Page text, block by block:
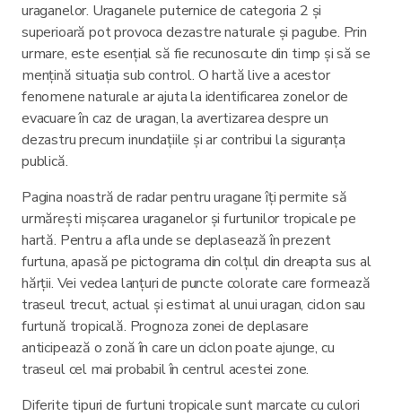
uraganelor. Uraganele puternice de categoria 2 și
superioară pot provoca dezastre naturale și pagube. Prin
urmare, este esențial să fie recunoscute din timp și să se
mențină situația sub control. O hartă live a acestor
fenomene naturale ar ajuta la identificarea zonelor de
evacuare în caz de uragan, la avertizarea despre un
dezastru precum inundațiile și ar contribui la siguranța
publică.
Pagina noastră de radar pentru uragane îți permite să
urmărești mișcarea uraganelor și furtunilor tropicale pe
hartă. Pentru a afla unde se deplasează în prezent
furtuna, apasă pe pictograma din colțul din dreapta sus al
hărții. Vei vedea lanțuri de puncte colorate care formează
traseul trecut, actual și estimat al unui uragan, ciclon sau
furtună tropicală. Prognoza zonei de deplasare
anticipează o zonă în care un ciclon poate ajunge, cu
traseul cel mai probabil în centrul acestei zone.
Diferite tipuri de furtuni tropicale sunt marcate cu culori